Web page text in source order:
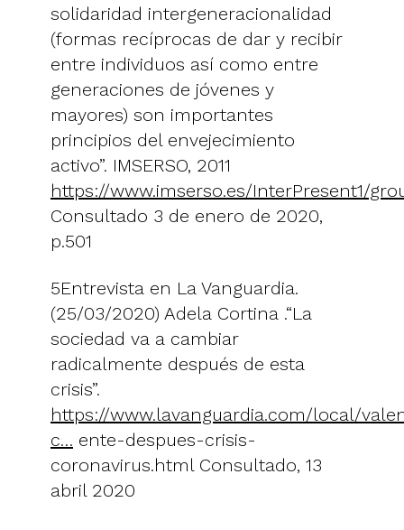
solidaridad intergeneracionalidad
(formas recíprocas de dar y recibir
entre individuos así como entre
generaciones de jóvenes y
mayores) son importantes
principios del envejecimiento
activo”. IMSERSO, 2011
https://www.imserso.es/InterPresent1/
Consultado 3 de enero de 2020,
p.501
5Entrevista en La Vanguardia.
(25/03/2020) Adela Cortina .“La
sociedad va a cambiar
radicalmente después de esta
crisis”.
https://www.lavanguardia.com/local/
c… ente-despues-crisis-
coronavirus.html Consultado, 13
abril 2020